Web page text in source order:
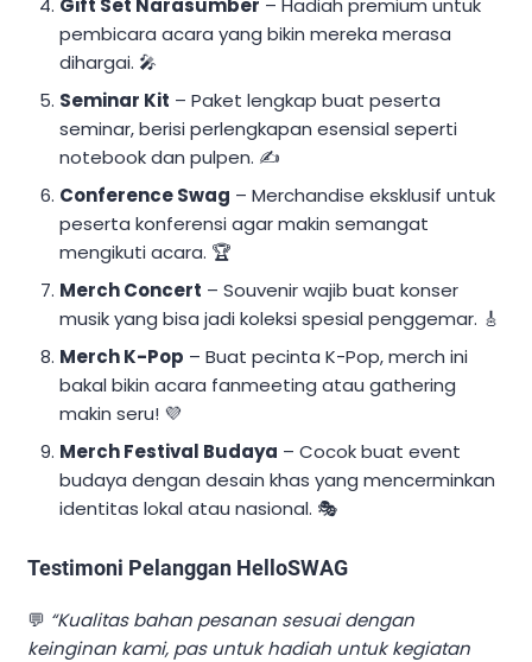
Gift Set Narasumber – Hadiah premium untuk
pembicara acara yang bikin mereka merasa
dihargai. 🎤
Seminar Kit – Paket lengkap buat peserta
seminar, berisi perlengkapan esensial seperti
notebook dan pulpen. ✍
Conference Swag – Merchandise eksklusif untuk
peserta konferensi agar makin semangat
mengikuti acara. 🏆
Merch Concert – Souvenir wajib buat konser
musik yang bisa jadi koleksi spesial penggemar. 🎸
Merch K-Pop – Buat pecinta K-Pop, merch ini
bakal bikin acara fanmeeting atau gathering
makin seru! 💜
Merch Festival Budaya – Cocok buat event
budaya dengan desain khas yang mencerminkan
identitas lokal atau nasional. 🎭
Testimoni Pelanggan HelloSWAG
💬 “Kualitas bahan pesanan sesuai dengan
keinginan kami, pas untuk hadiah untuk kegiatan